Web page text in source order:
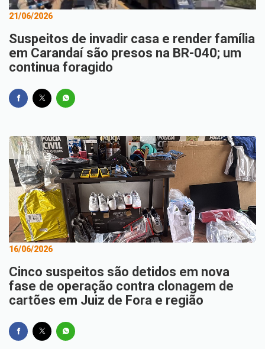
21/06/2026
Suspeitos de invadir casa e render família
em Carandaí são presos na BR-040; um
continua foragido
16/06/2026
Cinco suspeitos são detidos em nova
fase de operação contra clonagem de
cartões em Juiz de Fora e região